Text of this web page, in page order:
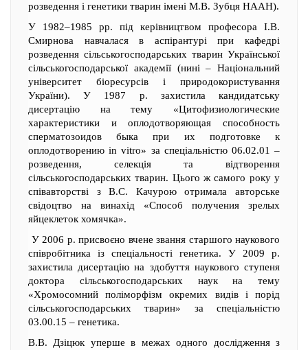
розведення і генетики тварин імені М.В. Зубця НААН).
У 1982–1985 рр. під керівництвом професора І.В.
Смирнова навчалася в аспірантурі при кафедрі
розведення сільськогосподарських тварин Української
сільськогосподарської академії (нині – Національний
університет біоресурсів і природокористування
України). У 1987 р. захистила кандидатську
дисертацію на тему «Цитофизиологические
характеристики и оплодотворяющая способность
сперматозоидов быка при их подготовке к
оплодотворению in vitro» за спеціальністю 06.02.01 –
розведення, селекція та відтворення
сільськогосподарських тварин. Цього ж самого року у
співавторстві з В.С. Качурою отримала авторське
свідоцтво на винахід «Способ получения зрелых
яйцеклеток хомячка».
У 2006 р. присвоєно вчене звання старшого наукового
співробітника із спеціальності генетика. У 2009 р.
захистила дисертацію на здобуття наукового ступеня
доктора сільськогосподарських наук на тему
«Хромосомний поліморфізм окремих видів і порід
сільськогосподарських тварин» за спеціальністю
03.00.15 – генетика.
В.В. Дзіцюк уперше в межах одного дослідження з